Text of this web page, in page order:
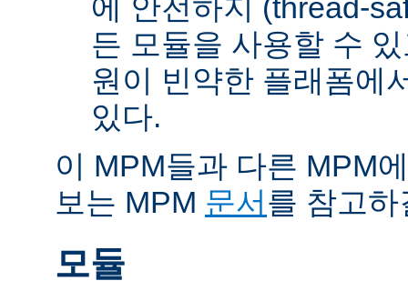
에 안전하지 (thread-
든 모듈을 사용할 수
원이 빈약한 플래폼에
있다.
이 MPM들과 다른 MPM
보는 MPM 문서를 참고
모듈